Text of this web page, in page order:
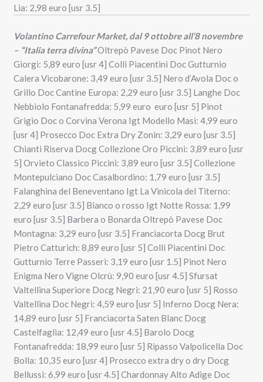
Lia: 2,98 euro [usr 3.5]
Volantino Carrefour Market, dal 9 ottobre all’8 novembre
– “Italia terra divina”Oltrepò Pavese Doc Pinot Nero
Giorgi: 5,89 euro [usr 4] Colli Piacentini Doc Gutturnio
Calera Vicobarone: 3,49 euro [usr 3.5] Nero d’Avola Doc o
Grillo Doc Cantine Europa: 2,29 euro [usr 3.5] Langhe Doc
Nebbiolo Fontanafredda: 5,99 euro euro [usr 5] Pinot
Grigio Doc o Corvina Verona Igt Modello Masi: 4,99 euro
[usr 4] Prosecco Doc Extra Dry Zonin: 3,29 euro [usr 3.5]
Chianti Riserva Docg Collezione Oro Piccini: 3,89 euro [usr
5] Orvieto Classico Piccini: 3,89 euro [usr 3.5] Collezione
Montepulciano Doc Casalbordino: 1,79 euro [usr 3.5]
Falanghina del Beneventano Igt La Vinicola del Titerno:
2,29 euro [usr 3.5] Bianco o rosso Igt Notte Rossa: 1,99
euro [usr 3.5] Barbera o Bonarda Oltrepò Pavese Doc
Montagna: 3,29 euro [usr 3.5] Franciacorta Docg Brut
Pietro Catturich: 8,89 euro [usr 5] Colli Piacentini Doc
Gutturnio Terre Passeri: 3,19 euro [usr 1.5] Pinot Nero
Enigma Nero Vigne Olcrù: 9,90 euro [usr 4.5] Sfursat
Valtellina Superiore Docg Negri: 21,90 euro [usr 5] Rosso
Valtellina Doc Negri: 4,59 euro [usr 5] Inferno Docg Nera:
14,89 euro [usr 5] Franciacorta Saten Blanc Docg
Castelfaglia: 12,49 euro [usr 4.5] Barolo Docg
Fontanafredda: 18,99 euro [usr 5] Ripasso Valpolicella Doc
Bolla: 10,35 euro [usr 4] Prosecco extra dry o dry Docg
Bellussi: 6,99 euro [usr 4.5] Chardonnay Alto Adige Doc